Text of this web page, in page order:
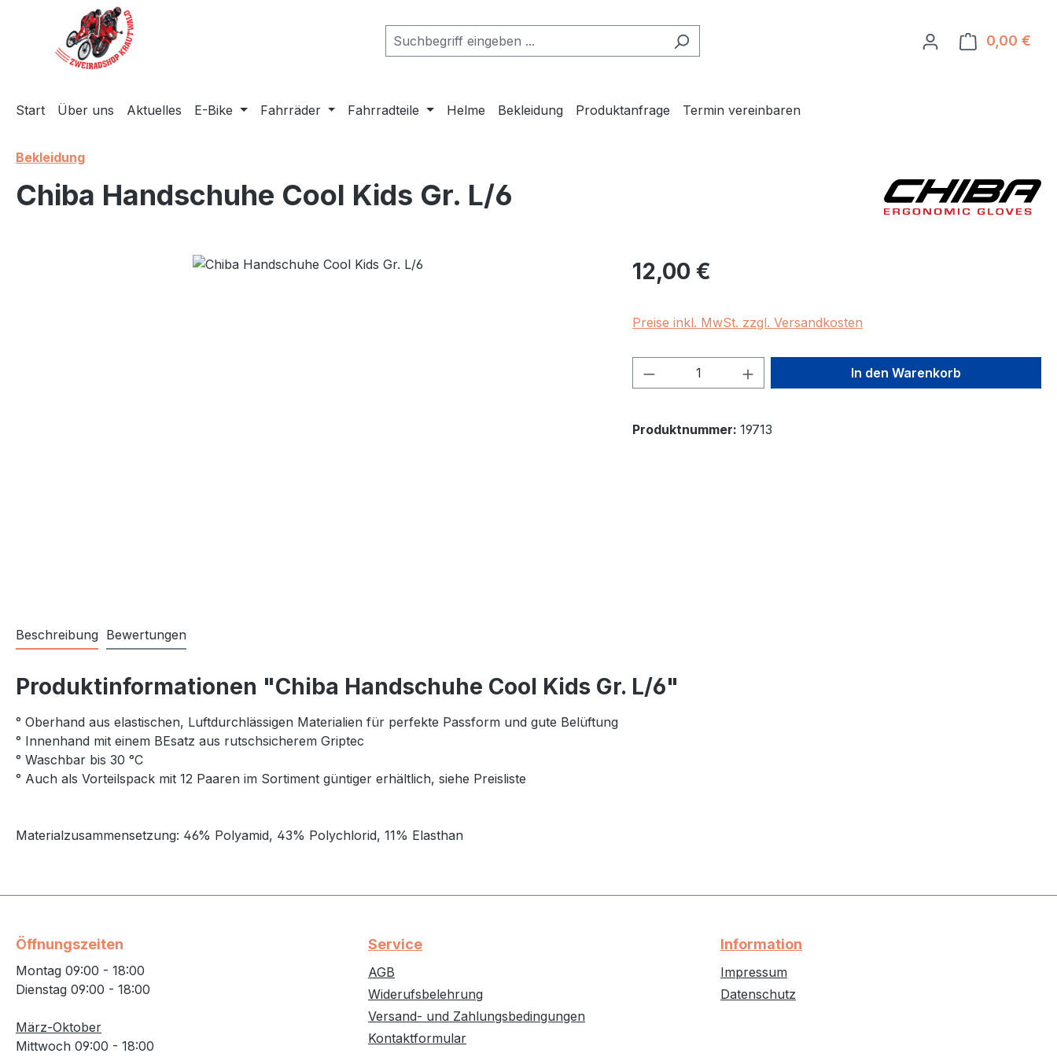
Hauptinhalt springen
Zur Suche springen
Zur Hauptnavigation springen
0,00 €
Start Über uns Aktuelles E-Bike Fahrräder Fahrradteile Helme Bekleidung Produktanfrage Termin vereinbaren
Bekleidung
Chiba Handschuhe Cool Kids Gr. L/6
Regulärer Preis:
12,00 €
Preise inkl. MwSt. zzgl. Versandkosten
Produkt Anzahl: Gib den gewünschten Wert
In den Warenkorb
Produktnummer: 19713
Beschreibung Bewertungen
Produktinformationen "Chiba Handschuhe Cool Kids Gr. L/6"
° Oberhand aus elastischen, Luftdurchlässigen Materialien für perfekte Passform und gute Belüftung
° Innenhand mit einem BEsatz aus rutschsicherem Griptec
° Waschbar bis 30 °C
° Auch als Vorteilspack mit 12 Paaren im Sortiment güntiger erhältlich, siehe Preisliste
Materialzusammensetzung: 46% Polyamid, 43% Polychlorid, 11% Elasthan
Öffnungszeiten
Montag 09:00 - 18:00
Dienstag 09:00 - 18:00
März-Oktober
Mittwoch 09:00 - 18:00
Service
AGB
Widerufsbelehrung
Versand- und Zahlungsbedingungen
Kontaktformular
Information
Impressum
Datenschutz